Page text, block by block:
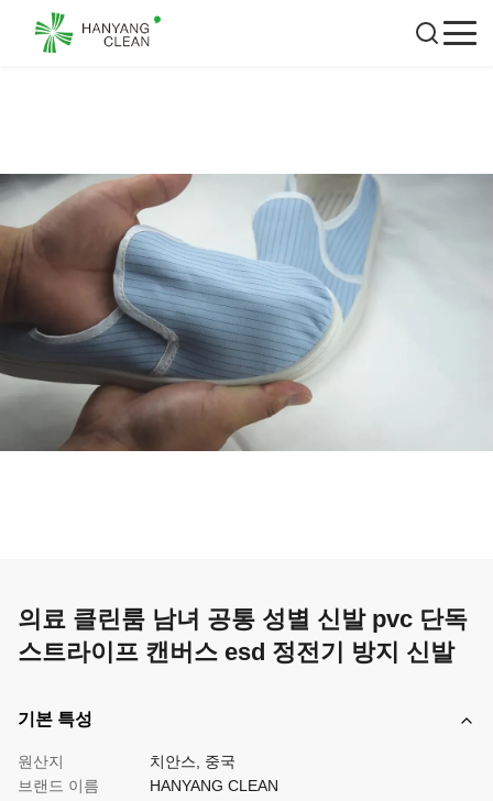
의료 클린룸 남녀 공통 성별 신발 pvc 단독
스트라이프 캔버스 esd 정전기 방지 신발
기본 특성
원산지
치안스, 중국
브랜드 이름
HANYANG CLEAN